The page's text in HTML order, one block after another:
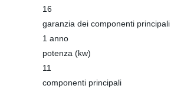
16
garanzia dei componenti principali
1 anno
potenza (kw)
11
componenti principali